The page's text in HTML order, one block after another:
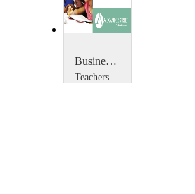
Business and Economics
Teachers